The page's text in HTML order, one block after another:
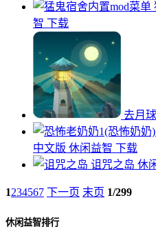
智 下载
去月
中文版 休闲益智 下载
诅咒之岛 休
1234567 下一页 末页 1/299
休闲益智排行